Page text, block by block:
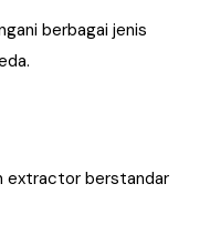
berbagai jenis
extractor berstandar